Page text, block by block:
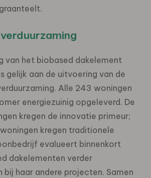
van het biobased dakelement
gelijk aan de uitvoering van de
Alle 243 woningen
energiezuinig opgeleverd. De
kregen de innovatie primeur;
kregen traditionele
evalueert binnenkort
dakelementen verder
bij haar andere projecten. Samen